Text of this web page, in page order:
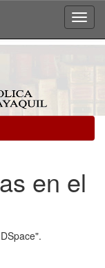
en el